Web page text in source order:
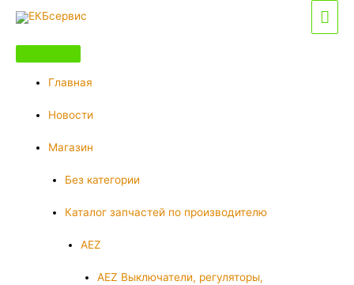
Перейти
содержимому
Главная
Новости
Магазин
Без категории
Каталог запчастей по производителю
AEZ
AEZ Выключатели, регуляторы,